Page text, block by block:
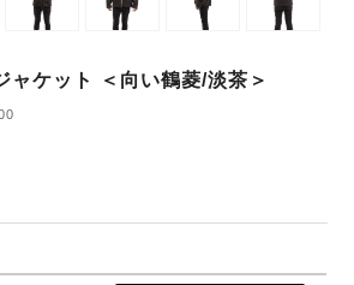
ャケット ＜向い鶴菱/淡茶＞